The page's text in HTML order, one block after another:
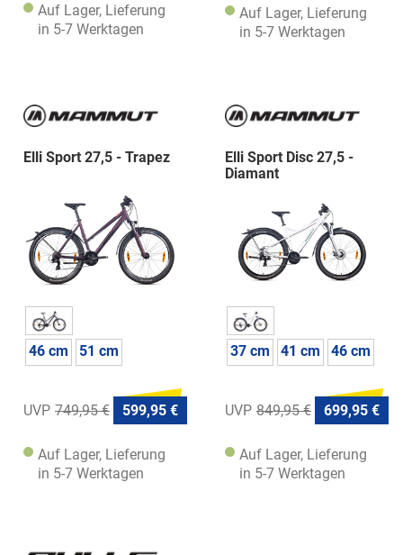
Auf Lager, Lieferung
in 5-7 Werktagen
Auf Lager, Lieferung
in 5-7 Werktagen
Elli Sport 27,5 - Trapez
46 cm 51 cm
749,95 € 599,95 €
Auf Lager, Lieferung
in 5-7 Werktagen
Elli Sport Disc 27,5 -
Diamant
37 cm 41 cm 46 cm
849,95 € 699,95 €
Auf Lager, Lieferung
in 5-7 Werktagen